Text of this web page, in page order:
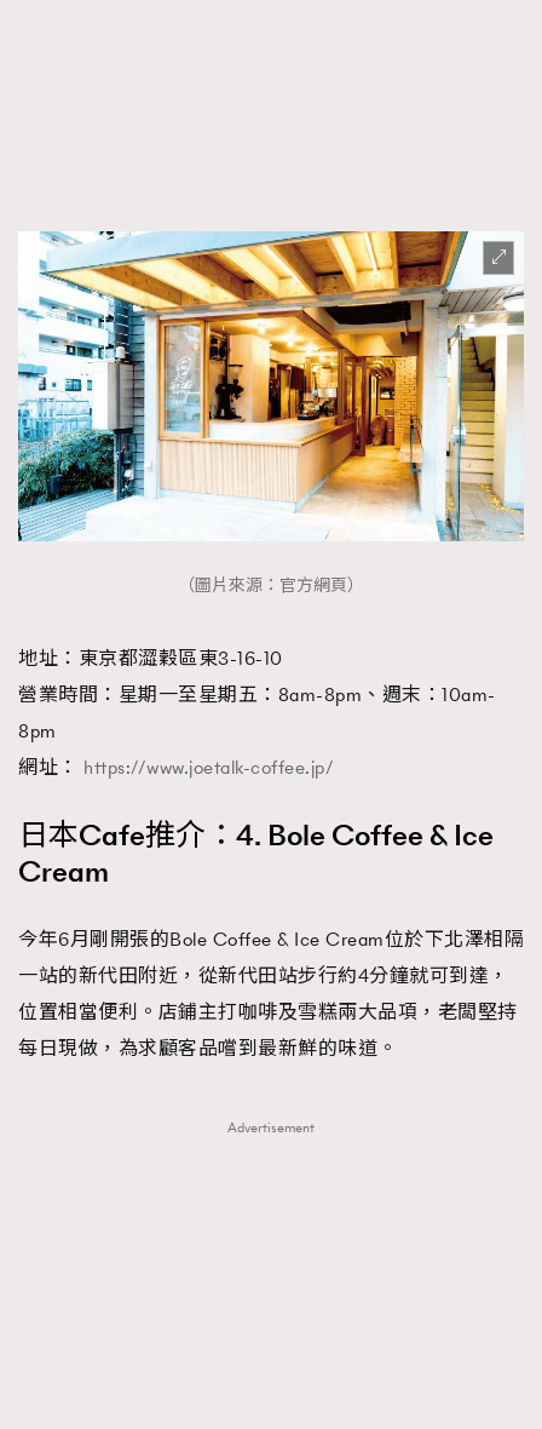
（圖片來源：官方網頁）
地址：東京都澀穀區東3-16-10
營業時間：星期一至星期五：8am-8pm、週末：10am-
8pm
網址： https://www.joetalk-coffee.jp/
日本Cafe推介：4. Bole Coffee & Ice
Cream
今年6月剛開張的Bole Coffee & Ice Cream位於下北澤相隔
一站的新代田附近，從新代田站步行約4分鐘就可到達，
位置相當便利。店鋪主打咖啡及雪糕兩大品項，老闆堅持
每日現做，為求顧客品嚐到最新鮮的味道。
Advertisement